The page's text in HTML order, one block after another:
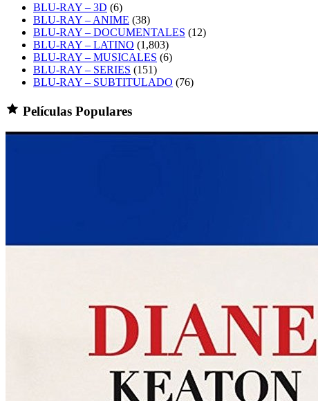
BLU-RAY – 3D (6)
BLU-RAY – ANIME (38)
BLU-RAY – DOCUMENTALES (12)
BLU-RAY – LATINO (1,803)
BLU-RAY – MUSICALES (6)
BLU-RAY – SERIES (151)
BLU-RAY – SUBTITULADO (76)
Películas Populares